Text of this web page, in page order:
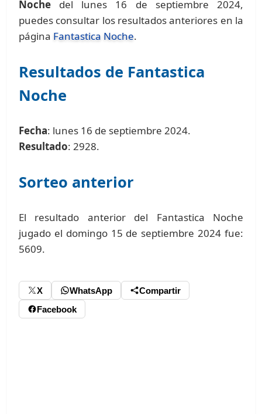
Noche del lunes 16 de septiembre 2024,
puedes consultar los resultados anteriores en la
página Fantastica Noche.
Resultados de Fantastica
Noche
Fecha: lunes 16 de septiembre 2024.
Resultado: 2928.
Sorteo anterior
El resultado anterior del Fantastica Noche
jugado el domingo 15 de septiembre 2024 fue:
5609.
X WhatsApp
Compartir
Facebook